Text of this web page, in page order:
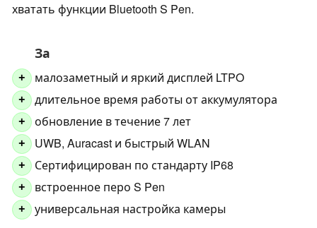
хватать функции Bluetooth S Pen.
За
+ малозаметный и яркий дисплей LTPO
+ длительное время работы от аккумулятора
+ обновление в течение 7 лет
+ UWB, Auracast и быстрый WLAN
+ Сертифицирован по стандарту IP68
+ встроенное перо S Pen
+ универсальная настройка камеры